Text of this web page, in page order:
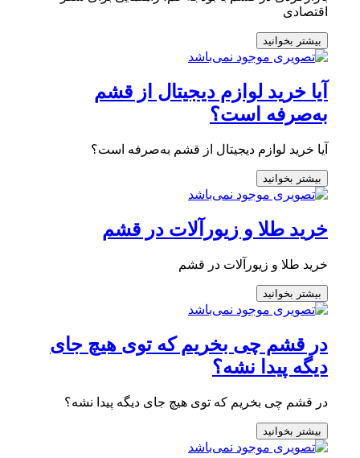
اقتصادی
بیشتر بخوانید
آیا خرید لوازم دیجیتال از قشم
به‌صرفه است؟
آیا خرید لوازم دیجیتال از قشم به‌صرفه است؟
بیشتر بخوانید
خرید طلا و زیورآلات در قشم
خرید طلا و زیورآلات در قشم
بیشتر بخوانید
در قشم چی بخریم که توی هیچ جای
دیگه پیدا نشه؟
در قشم چی بخریم که توی هیچ جای دیگه پیدا نشه؟
بیشتر بخوانید